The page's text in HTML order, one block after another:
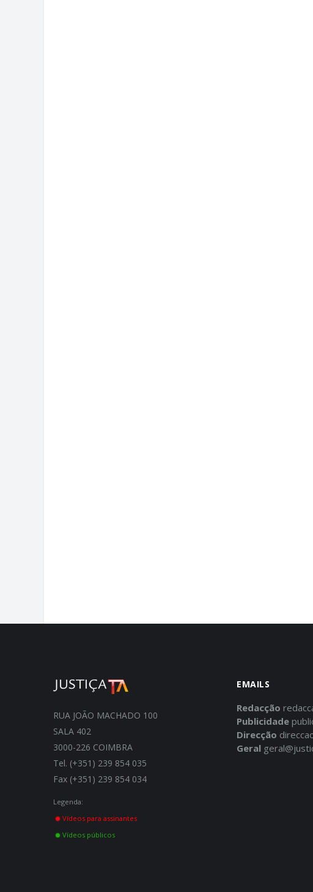
RUA JOÃO MACHADO 100
SALA 402
3000-226 COIMBRA
Tel. (+351) 239 854 035
Fax (+351) 239 854 034
Legenda:
Vídeos para assinantes
Vídeos públicos
EMAILS
Redacção
Publicidade
Direcção
Geral